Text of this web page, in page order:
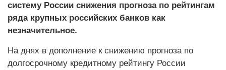
систему России снижения прогноза по рейтингам
ряда крупных российских банков как
незначительное.
На днях в дополнение к снижению прогноза по
долгосрочному кредитному рейтингу России